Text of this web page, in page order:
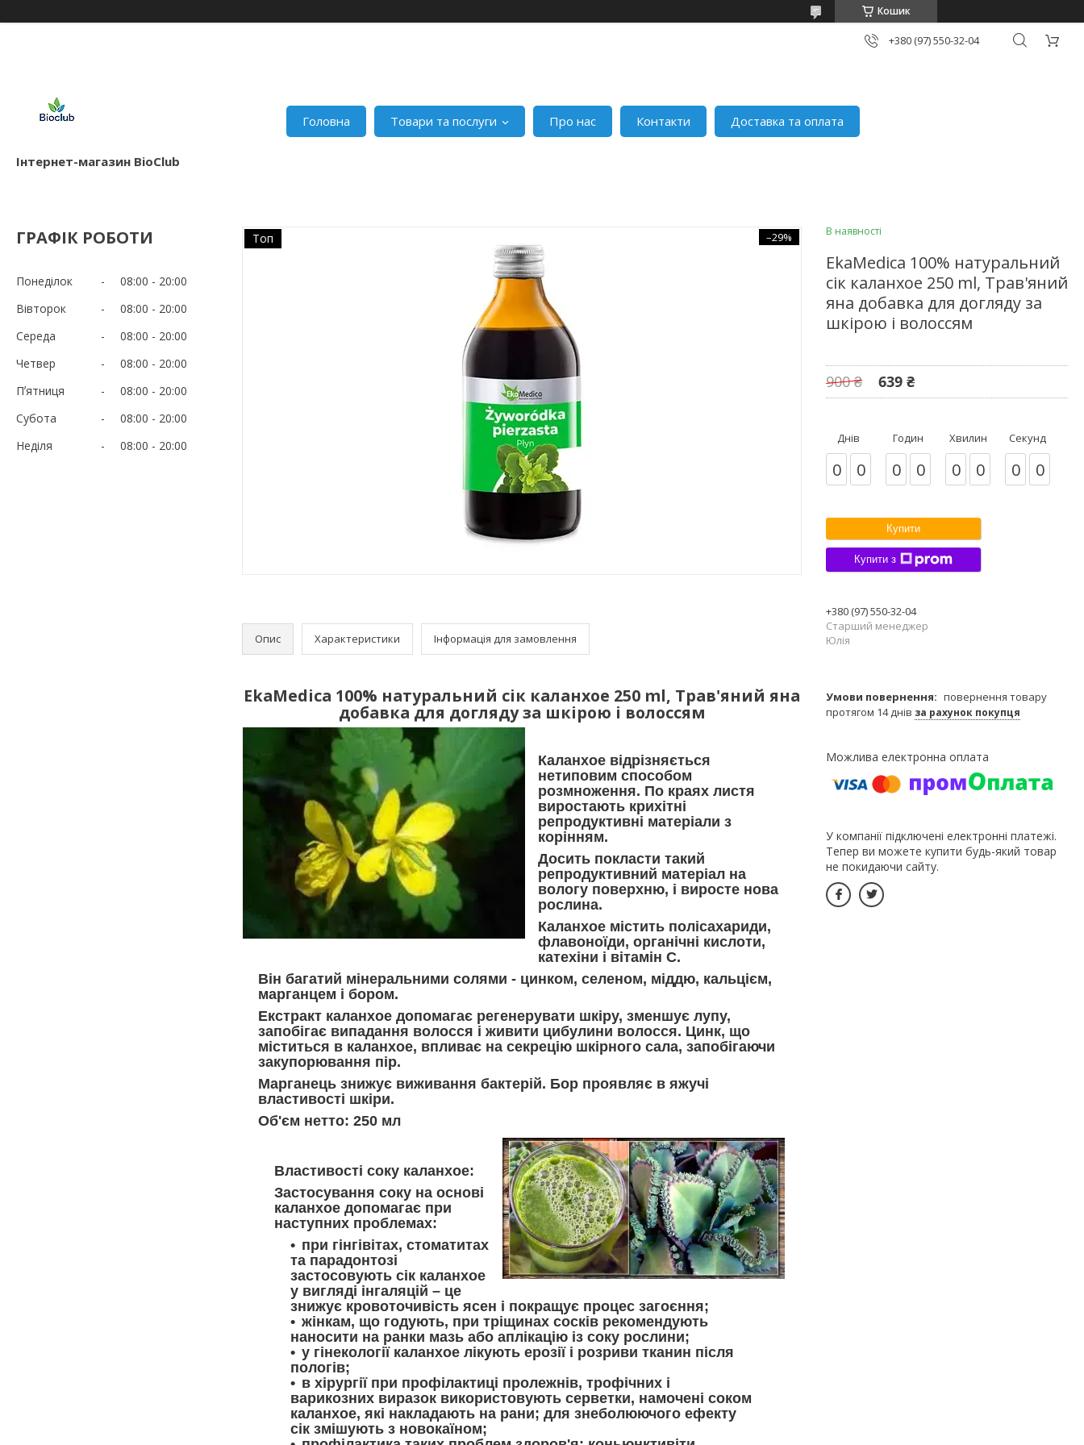
Кошик
+380 (97) 550-32-04
Інтернет-магазин BioClub
Головна Товари та послуги Про нас Контакти Доставка та оплата
ГРАФІК РОБОТИ
Понеділок 08:00
20:00
Вівторок
08:00
20:00
Середа
08:00
20:00
Четвер
08:00
20:00
Пʼятниця
08:00
20:00
Субота
08:00
20:00
Неділя
08:00 20:00
Топ –29%
Опис Характеристики Інформація для замовлення
EkaMedica 100% натуральний сік каланхое 250 ml, Трав'яний яна
добавка для догляду за шкірою і волоссям
Каланхое відрізняється
нетиповим способом
розмноження. По краях листя
виростають крихітні
репродуктивні матеріали з
корінням.
Досить покласти такий
репродуктивний матеріал на
вологу поверхню, і виросте нова
рослина.
Каланхое містить полісахариди,
флавоноїди, органічні кислоти,
катехіни і вітамін С.
Він багатий мінеральними солями - цинком, селеном, міддю, кальцієм,
марганцем і бором.
Екстракт каланхое допомагає регенерувати шкіру, зменшує лупу,
запобігає випадання волосся і живити цибулини волосся. Цинк, що
міститься в каланхое, впливає на секрецію шкірного сала, запобігаючи
закупорювання пір.
Марганець знижує виживання бактерій. Бор проявляє в яжучі
властивості шкіри.
Об'єм нетто: 250 мл
Властивості соку каланхое:
Застосування соку на основі
каланхое допомагає при
наступних проблемах:
при гінгівітах, стоматитах
та парадонтозі
застосовують сік каланхое
у вигляді інгаляцій – це
знижує кровоточивість ясен і покращує процес загоєння;
жінкам, що годують, при тріщинах сосків рекомендують
наносити на ранки мазь або аплікацію із соку рослини;
у гінекології каланхое лікують ерозії і розриви тканин після
пологів;
в хірургії при профілактиці пролежнів, трофічних і
варикозних виразок використовують серветки, намочені соком
каланхое, які накладають на рани; для знеболюючого ефекту
сік змішують з новокаїном;
В наявності
EkaMedica 100% натуральний
сік каланхое 250 ml, Трав'яний
яна добавка для догляду за
шкірою і волоссям
900 ₴ 639 ₴
Днів
0 0
Годин
0 0
Хвилин
0 0
Секунд
0 0
Купити
Купити з
+380 (97) 550-32-04
Старший менеджер
Юлія
повернення товару
протягом 14 днів за рахунок покупця
У компанії підключені електронні платежі.
Тепер ви можете купити будь-який товар
не покидаючи сайту.